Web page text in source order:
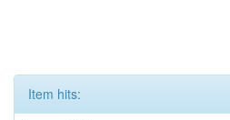
Item hits: